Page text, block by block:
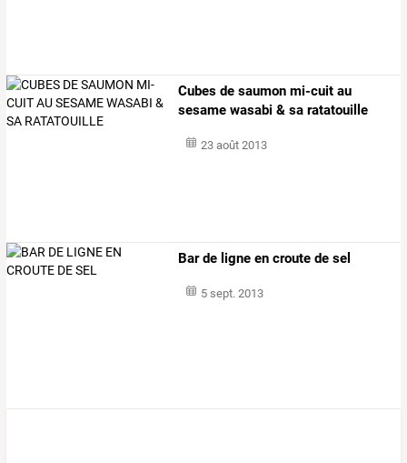
Cubes de saumon mi-cuit au
sesame wasabi & sa ratatouille
23 août 2013
Bar de ligne en croute de sel
5 sept. 2013